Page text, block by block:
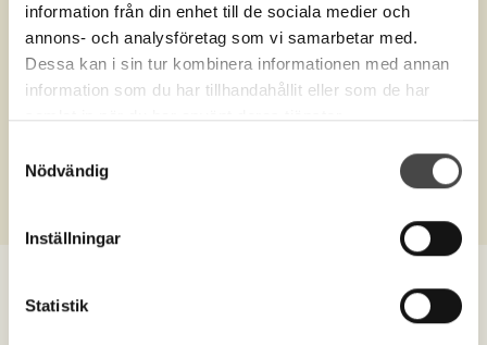
information från din enhet till de sociala medier och
annons- och analysföretag som vi samarbetar med.
Dessa kan i sin tur kombinera informationen med annan
information som du har tillhandahållit eller som de har
samlat in när du har använt deras tjänster.
Nödvändig
Inställningar
Statistik
Produktnr. 10266
Transfermadrass, Ferno. exl